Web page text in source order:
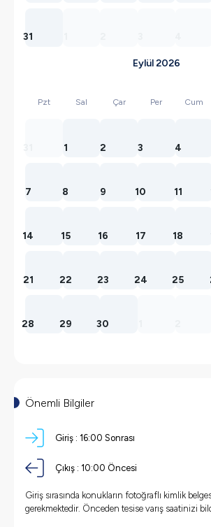
31
Eylül 2026
Pzt Sal Çar Per Cum
1 2 3 4
7 8 9 10 11
14 15 16 17 18
21 22 23 24 25
28 29 30
Önemli Bilgiler
Giriş : 16:00 Sonrası
Çıkış : 10:00 Öncesi
Giriş sırasında konukların fotoğraflı kimlik
gerekmektedir. Önceden tesise varış saatinizi